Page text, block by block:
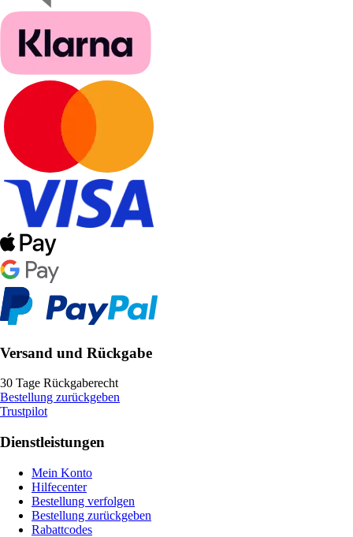
Versand und Rückgabe
30 Tage Rückgaberecht
Bestellung zurückgeben
Trustpilot
Dienstleistungen
Mein Konto
Hilfecenter
Bestellung verfolgen
Bestellung zurückgeben
Rabattcodes